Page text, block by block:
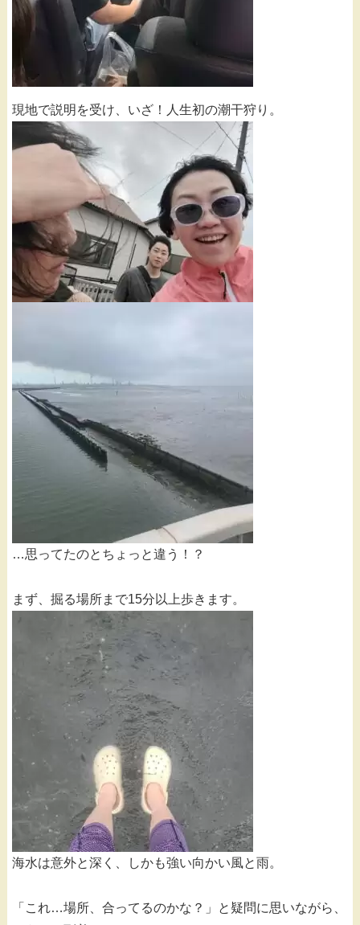
現地で説明を受け、いざ！人生初の潮干狩り。
…思ってたのとちょっと違う！？
まず、掘る場所まで15分以上歩きます。
海水は意外と深く、しかも強い向かい風と雨。
「これ…場所、合ってるのかな？」と疑問に思いながら、